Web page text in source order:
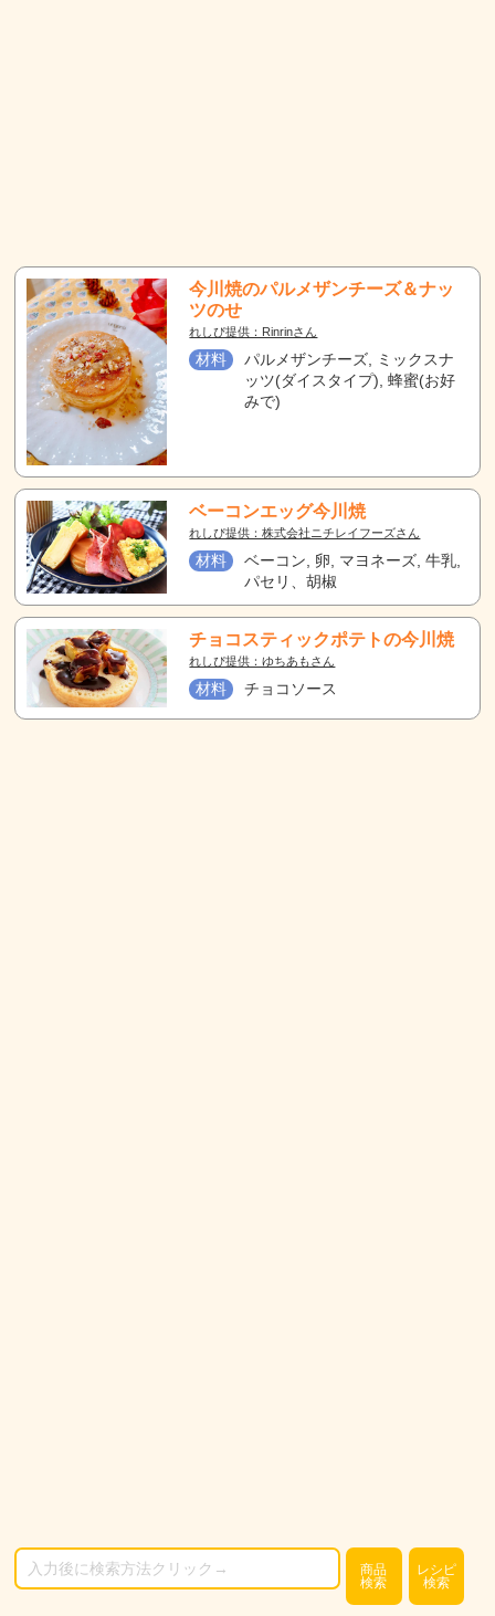
今川焼のパルメザンチーズ＆ナッ
ツのせ
れしぴ提供：Rinrinさん
材料
パルメザンチーズ, ミックスナ
ッツ(ダイスタイプ), 蜂蜜(お好
みで)
ベーコンエッグ今川焼
れしぴ提供：株式会社ニチレイフーズさん
材料
ベーコン, 卵, マヨネーズ, 牛乳,
パセリ、胡椒
チョコスティックポテトの今川焼
れしぴ提供：ゆちあもさん
材料 チョコソース
商品
検索
レシピ
検索